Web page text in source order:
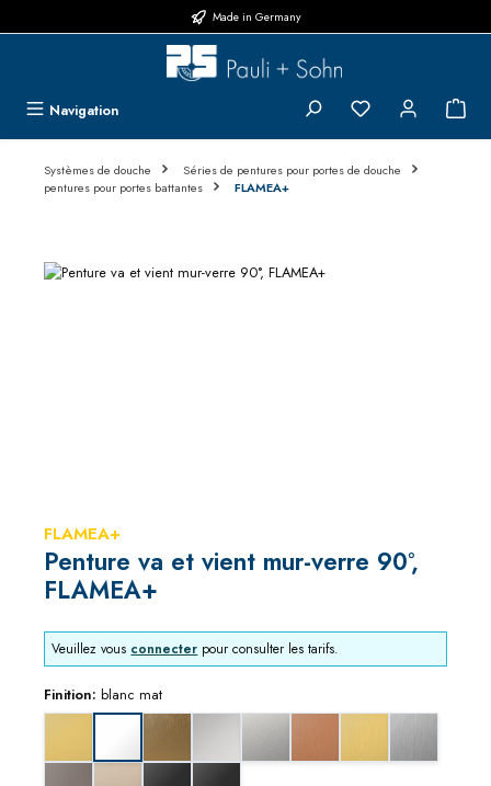
Made in Germany
Navigation Vous avez 0
Systèmes de douche
Séries de pentures pour portes de douche
pentures pour portes battantes
FLAMEA+
Ignorer la galerie d'images
FLAMEA+
Penture va et vient mur-verre 90°,
FLAMEA+
Veuillez vous connecter pour consulter les tarifs.
Finition: blanc mat
bronze doré brossé
chromé brillantchromé mat